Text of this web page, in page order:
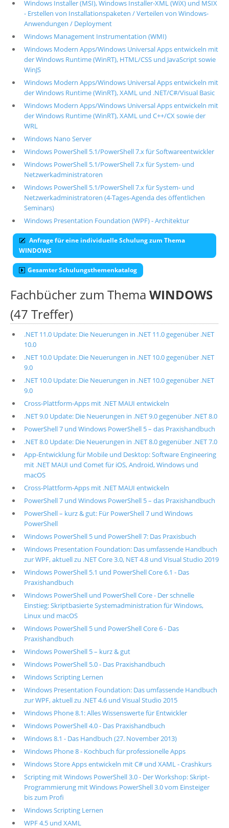
Windows Installer (MSI), Windows Installer-XML (WiX) und MSIX
- Erstellen von Installationspaketen / Verteilen von Windows-
Anwendungen / Deployment
Windows Management Instrumentation (WMI)
Windows Modern Apps/Windows Universal Apps entwickeln mit
der Windows Runtime (WinRT), HTML/CSS und JavaScript sowie
WinJS
Windows Modern Apps/Windows Universal Apps entwickeln mit
der Windows Runtime (WinRT), XAML und .NET/C#/Visual Basic
Windows Modern Apps/Windows Universal Apps entwickeln mit
der Windows Runtime (WinRT), XAML und C++/CX sowie der
WRL
Windows Nano Server
Windows PowerShell 5.1/PowerShell 7.x für Softwareentwickler
Windows PowerShell 5.1/PowerShell 7.x für System- und
Netzwerkadministratoren
Windows PowerShell 5.1/PowerShell 7.x für System- und
Netzwerkadministratoren (4-Tages-Agenda des öffentlichen
Seminars)
Windows Presentation Foundation (WPF) - Architektur
Anfrage für eine individuelle Schulung zum Thema
WINDOWS
Gesamter Schulungsthemenkatalog
Fachbücher zum Thema WINDOWS
(47 Treffer)
.NET 11.0 Update: Die Neuerungen in .NET 11.0 gegenüber .NET
10.0
.NET 10.0 Update: Die Neuerungen in .NET 10.0 gegenüber .NET
9.0
.NET 10.0 Update: Die Neuerungen in .NET 10.0 gegenüber .NET
9.0
Cross-Plattform-Apps mit .NET MAUI entwickeln
.NET 9.0 Update: Die Neuerungen in .NET 9.0 gegenüber .NET 8.0
PowerShell 7 und Windows PowerShell 5 – das Praxishandbuch
.NET 8.0 Update: Die Neuerungen in .NET 8.0 gegenüber .NET 7.0
App-Entwicklung für Mobile und Desktop: Software Engineering
mit .NET MAUI und Comet für iOS, Android, Windows und
macOS
Cross-Plattform-Apps mit .NET MAUI entwickeln
PowerShell 7 und Windows PowerShell 5 – das Praxishandbuch
PowerShell – kurz & gut: Für PowerShell 7 und Windows
PowerShell
Windows PowerShell 5 und PowerShell 7: Das Praxisbuch
Windows Presentation Foundation: Das umfassende Handbuch
zur WPF, aktuell zu .NET Core 3.0, NET 4.8 und Visual Studio 2019
Windows PowerShell 5.1 und PowerShell Core 6.1 - Das
Praxishandbuch
Windows PowerShell und PowerShell Core - Der schnelle
Einstieg: Skriptbasierte Systemadministration für Windows,
Linux und macOS
Windows PowerShell 5 und PowerShell Core 6 - Das
Praxishandbuch
Windows PowerShell 5 – kurz & gut
Windows PowerShell 5.0 - Das Praxishandbuch
Windows Scripting Lernen
Windows Presentation Foundation: Das umfassende Handbuch
zur WPF, aktuell zu .NET 4.6 und Visual Studio 2015
Windows Phone 8.1: Alles Wissenswerte für Entwickler
Windows PowerShell 4.0 - Das Praxishandbuch
Windows 8.1 - Das Handbuch (27. November 2013)
Windows Phone 8 - Kochbuch für professionelle Apps
Windows Store Apps entwickeln mit C# und XAML - Crashkurs
Scripting mit Windows PowerShell 3.0 - Der Workshop: Skript-
Programmierung mit Windows PowerShell 3.0 vom Einsteiger
bis zum Profi
Windows Scripting Lernen
WPF 4.5 und XAML